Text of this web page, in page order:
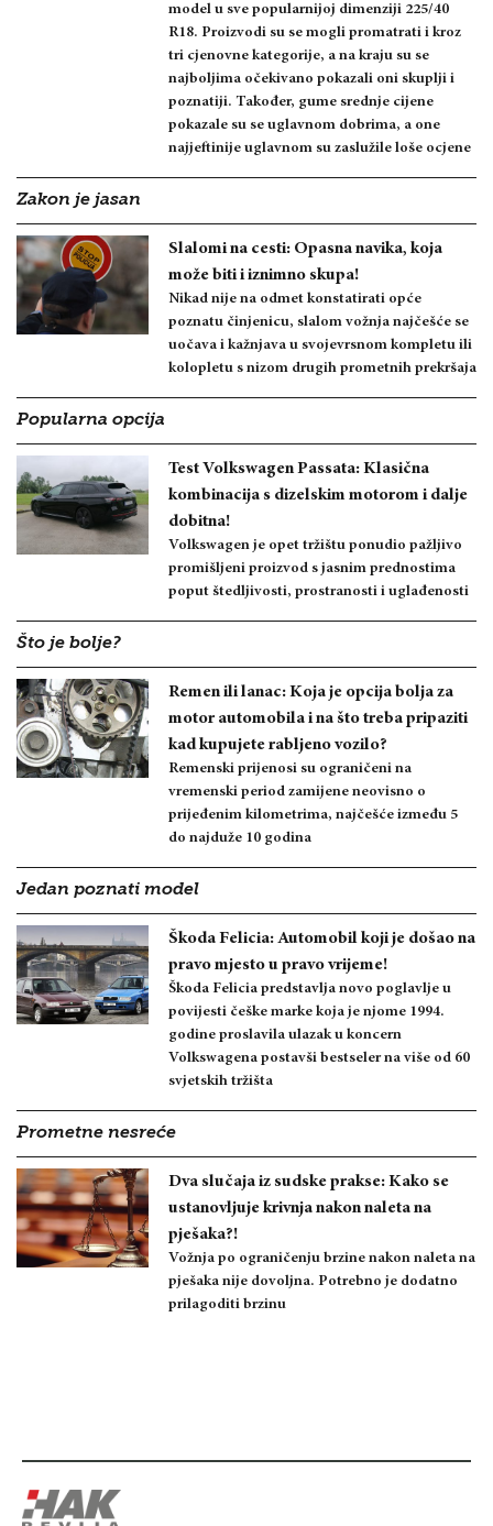
model u sve popularnijoj dimenziji 225/40
R18. Proizvodi su se mogli promatrati i kroz
tri cjenovne kategorije, a na kraju su se
najboljima očekivano pokazali oni skuplji i
poznatiji. Također, gume srednje cijene
pokazale su se uglavnom dobrima, a one
najjeftinije uglavnom su zaslužile loše ocjene
Zakon je jasan
Slalomi na cesti: Opasna navika, koja
može biti i iznimno skupa!
Nikad nije na odmet konstatirati opće
poznatu činjenicu, slalom vožnja najčešće se
uočava i kažnjava u svojevrsnom kompletu ili
kolopletu s nizom drugih prometnih prekršaja
Popularna opcija
Test Volkswagen Passata: Klasična
kombinacija s dizelskim motorom i dalje
dobitna!
Volkswagen je opet tržištu ponudio pažljivo
promišljeni proizvod s jasnim prednostima
poput štedljivosti, prostranosti i uglađenosti
Što je bolje?
Remen ili lanac: Koja je opcija bolja za
motor automobila i na što treba pripaziti
kad kupujete rabljeno vozilo?
Remenski prijenosi su ograničeni na
vremenski period zamijene neovisno o
prijeđenim kilometrima, najčešće između 5
do najduže 10 godina
Jedan poznati model
Škoda Felicia: Automobil koji je došao na
pravo mjesto u pravo vrijeme!
Škoda Felicia predstavlja novo poglavlje u
povijesti češke marke koja je njome 1994.
godine proslavila ulazak u koncern
Volkswagena postavši bestseler na više od 60
svjetskih tržišta
Prometne nesreće
Dva slučaja iz sudske prakse: Kako se
ustanovljuje krivnja nakon naleta na
pješaka?!
Vožnja po ograničenju brzine nakon naleta na
pješaka nije dovoljna. Potrebno je dodatno
prilagoditi brzinu